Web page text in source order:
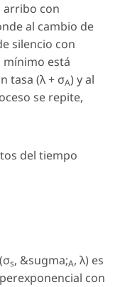
arribo con
al cambio de
silencio con
mínimo está
tasa (λ + σA) y al
se repite,
del tiempo
s, &sugma;A, λ) es
con